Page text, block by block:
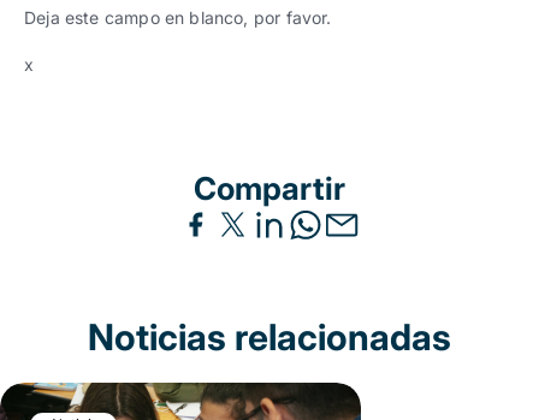
Deja este campo en blanco, por favor.
x
Compartir
Noticias relacionadas